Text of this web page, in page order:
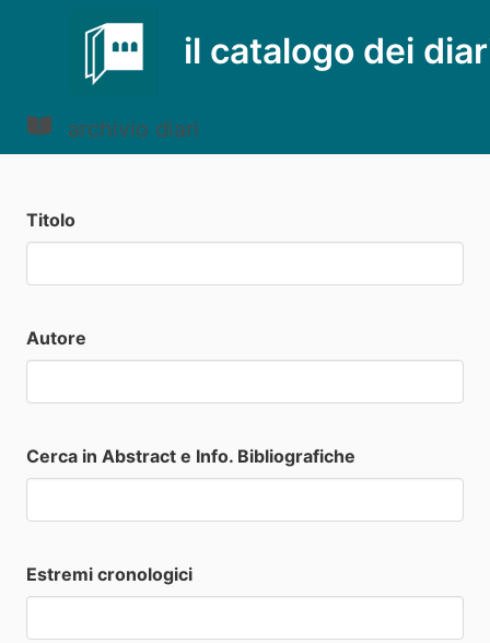
il catalogo dei
archivio diari
Titolo
Autore
Cerca in Abstract e Info. Bibliografiche
Estremi cronologici